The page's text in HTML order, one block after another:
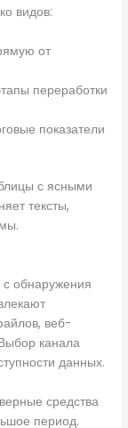
видов:
от
переработки
показатели
с ясными
тексты,
обнаружения
веб-
канала
данных.
средства
период.